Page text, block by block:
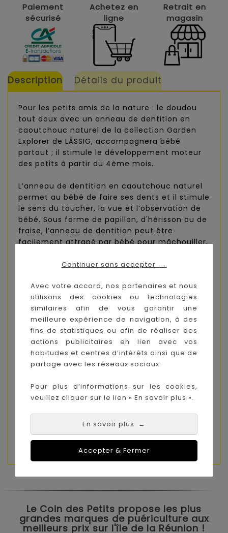
Continuer sans accepter →
Avec votre accord, nos partenaires et nous
utilisons des cookies ou technologies
similaires afin de vous garantir une
meilleure expérience de navigation, à des
fins de statistiques ou afin de réaliser des
actions publicitaires en lien avec vos
habitudes et centres d’intérêts ainsi que de
partage avec les réseaux sociaux.
Pour plus d’informations sur les cookies,
veuillez cliquer sur le lien « En savoir plus ».
En savoir plus →
Accepter & Fermer
Paiement
sécurisé
Achetez en
ligne
Retrait en
magasin
Description Détails du produit
Pour les petits amis de la nature : le doudou
tout doux avec un anneau de dentition en
caoutchouc naturel de la collection Garden
Explorer de LÄSSIG, accompagnera bébé
partout ; il stimule le développement moteur
des petits à partir du 4ème mois.
L’anneau de dentition en caoutchouc naturel
permet au bébé de faire ses dents et il stimule
le sens du toucher, la vue et l’observation de
bébé. Sous forme de papillon, d'hérisson ou de
fraise, l’anneau de dentition peut être
facilement attrapé par bébé pour mâchouiller,
fine des petits.
Le caoutchouc naturel possède une odeur
unique. Celle-ci est naturelle et sans risques
et a l’avantage de pouvoir être reconnue
immédiatement par bébé.
Le doudou est composée de coton bio à 100%,
agréable et douxpour la peau sensible de
bébé.
Les deux matières différentes donneront
encore plus de sensations tactiles aux petits
Lavable à la main uniquement. Ne pas
repasser.
Le Coin des Petits propose les plus
grandes marques de puériculture aux
meilleurs prix sur l'île de la Réunion !